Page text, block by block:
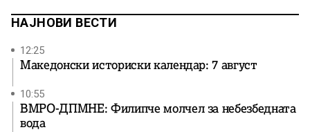
НАЈНОВИ ВЕСТИ
12:25
Македонски историски календар: 7 август
10:55
ВМРО-ДПМНЕ: Филипче молчел за небезбедната
вода